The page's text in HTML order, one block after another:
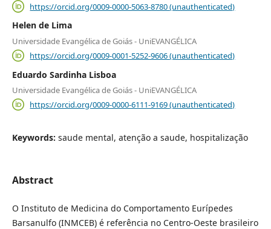
https://orcid.org/0009-0000-5063-8780 (unauthenticated)
Helen de Lima
Universidade Evangélica de Goiás - UniEVANGÉLICA
https://orcid.org/0009-0001-5252-9606 (unauthenticated)
Eduardo Sardinha Lisboa
Universidade Evangélica de Goiás - UniEVANGÉLICA
https://orcid.org/0009-0000-6111-9169 (unauthenticated)
Keywords: saude mental, atenção a saude, hospitalização
Abstract
O Instituto de Medicina do Comportamento Eurípedes
Barsanulfo (INMCEB) é referência no Centro-Oeste brasileiro